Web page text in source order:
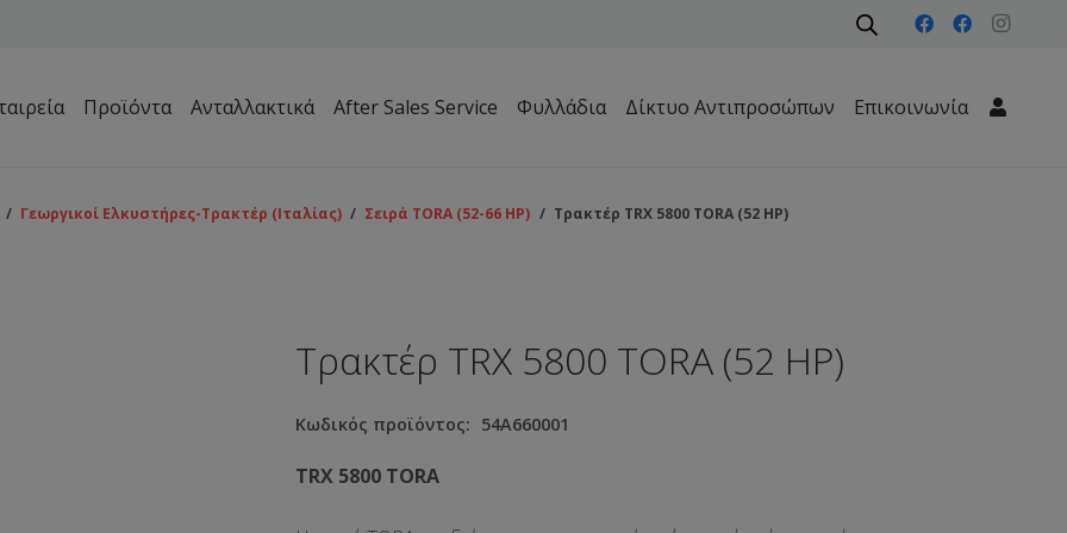
Προϊόντα Ανταλλακτικά After Sales Service Φυλλάδια Δίκτυο Αντιπροσώπων Επικοινωνία
/ Γεωργικοί Ελκυστήρες-Τρακτέρ (Ιταλίας) / Σειρά TORA (52-66 HP) / Τρακτέρ TRX 5800 TORA (52 HP)
Τρακτέρ TRX 5800 TORA (52 HP)
Κωδικός προϊόντος: 54A660001
TRX 5800 TORA